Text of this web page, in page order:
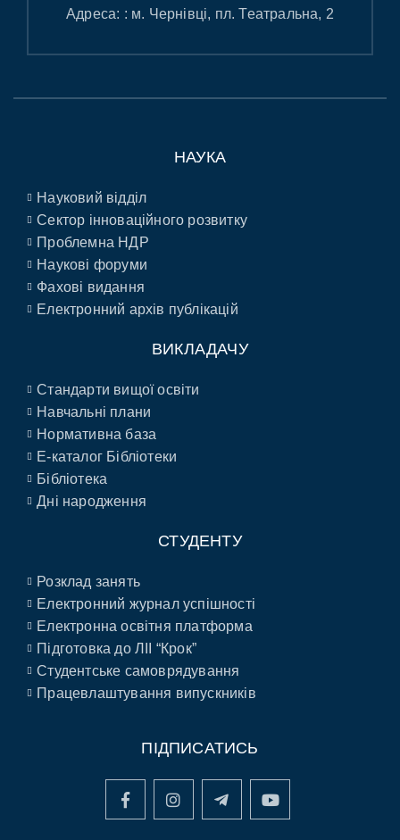
Адреса: : м. Чернівці, пл. Театральна, 2
НАУКА
Науковий відділ
Сектор інноваційного розвитку
Проблемна НДР
Наукові форуми
Фахові видання
Електронний архів публікацій
ВИКЛАДАЧУ
Стандарти вищої освіти
Навчальні плани
Нормативна база
E-каталог Бібліотеки
Бібліотека
Дні народження
СТУДЕНТУ
Розклад занять
Електронний журнал успішності
Електронна освітня платформа
Підготовка до ЛІІ “Крок”
Студентське самоврядування
Працевлаштування випускників
ПІДПИСАТИСЬ